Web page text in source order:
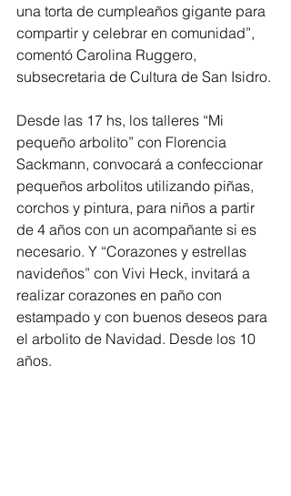
una torta de cumpleaños gigante para
compartir y celebrar en comunidad”,
comentó Carolina Ruggero,
subsecretaria de Cultura de San Isidro.
Desde las 17 hs, los talleres “Mi
pequeño arbolito” con Florencia
Sackmann, convocará a confeccionar
pequeños arbolitos utilizando piñas,
corchos y pintura, para niños a partir
de 4 años con un acompañante si es
necesario. Y “Corazones y estrellas
navideños” con Vivi Heck, invitará a
realizar corazones en paño con
estampado y con buenos deseos para
el arbolito de Navidad. Desde los 10
años.